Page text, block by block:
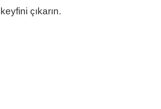
çıkarın.